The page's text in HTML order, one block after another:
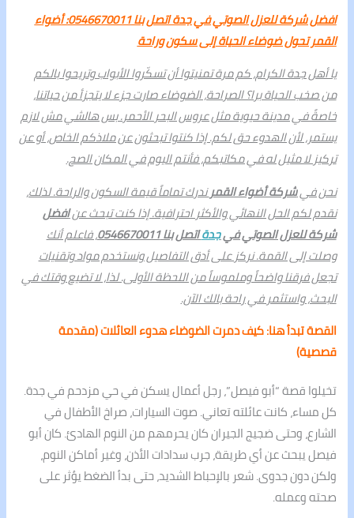
افضل شركة للعزل الصوتي في جدة اتصل بنا 0546670011: أضواء
القمر تحول ضوضاء الحياة إلى سكون وراحة
يا أهل جدة الكرام، كم مرة تمنيتوا أن تسكّروا الأبواب وتريحوا بالكم
من صخب الحياة برا؟ الصراحة، الضوضاء صارت جزء لا يتجزأ من حياتنا،
خاصةً في مدينة حيوية مثل عروس البحر الأحمر. بس هالشي مش لازم
يستمر، لأن الهدوء حق لكم. إذا كنتوا تبحثون عن ملاذكم الخاص، أو عن
تركيز لا مثيل له في مكاتبكم، فأنتم اليوم في المكان الصح.
نحن فيشركة أضواء القمرندرك تماماً قيمة السكون والراحة. لذلك،
نقدم لكم الحل النهائي والأكثر احترافية. إذا كنت تبحث عنافضل
شركة للعزل الصوتي فيجدةاتصل بنا 0546670011
، فاعلم أنك
وصلت إلى القمة. نركز على أدق التفاصيل ونستخدم مواد وتقنيات
تجعل فرقنا واضحاً وملموساً من اللحظة الأولى. لذا، لا تضيع وقتك في
البحث، واستثمر في راحة بالك الآن.
القصة تبدأ هنا: كيف دمرت الضوضاء هدوء العائلات (مقدمة
قصصية)
تخيلوا قصة “أبو فيصل”، رجل أعمال يسكن في حي مزدحم في جدة.
كل مساء، كانت عائلته تعاني. صوت السيارات، صراخ الأطفال في
الشارع، وحتى ضجيج الجيران كان يحرمهم من النوم الهادئ. كان أبو
فيصل يبحث عن أي طريقة، جرب سدادات الأذن، وغير أماكن النوم،
ولكن دون جدوى. شعر بالإحباط الشديد، حتى بدأ الضغط يؤثر على
صحته وعمله.